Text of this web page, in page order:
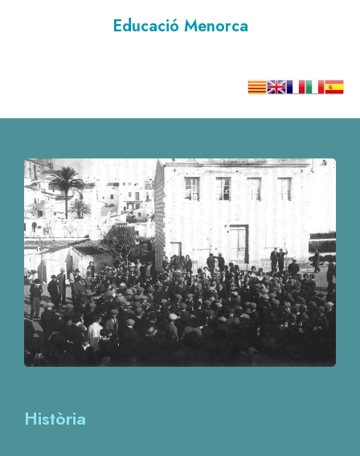
Educació Menorca
Història